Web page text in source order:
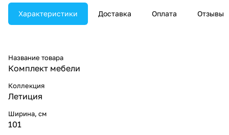
Характеристики Доставка Оплата Отзывы
Название товара
Комплект мебели
Коллекция
Летиция
Ширина, см
101